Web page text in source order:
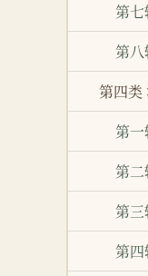
第
第
第四类
第
第
第
第